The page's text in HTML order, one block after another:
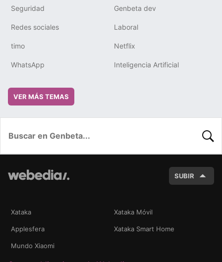
Seguridad Genbeta dev
Redes sociales Laboral
timo Netflix
WhatsApp Inteligencia Artificial
VER MÁS TEMAS
SUBIR
Xataka Xataka Móvil
Applesfera Xataka Smart Home
Mundo Xiaomi